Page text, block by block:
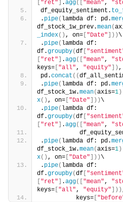
["ret"] .agg(["mean" ,
df_equity_sentiment.
. pipe( lambda df: pd.
df_stock_1w_prev.mean(
_index() , on= ["Date"]))\
. pipe( lambda df:
df.groupby(df [
["ret"] .agg(["mean" ,
keys= ["all" , "equity"]) ,
pd.concat ((
. pipe( lambda df: pd.
df_stock_1w.mean(axis=1)
x() , on= ["Date"]))\
. pipe( lambda df:
df.groupby(df [
["ret"] .agg(["mean" ,
. pipe( lambda df: pd.
df_stock_1w.mean(axis=1)
x() , on= ["Date"]))\
. pipe( lambda df:
df.groupby(df [
["ret"] .agg(["mean" ,
keys= ["all" , "equity"]))
          keys=
[